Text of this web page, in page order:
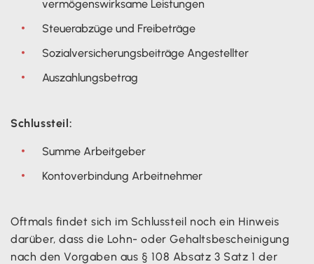
vermögenswirksame Leistungen
Steuerabzüge und Freibeträge
Sozialversicherungsbeiträge Angestellter
Auszahlungsbetrag
Schlussteil:
Summe Arbeitgeber
Kontoverbindung Arbeitnehmer
Oftmals findet sich im Schlussteil noch ein Hinweis
darüber, dass die Lohn- oder Gehaltsbescheinigung
nach den Vorgaben aus § 108 Absatz 3 Satz 1 der